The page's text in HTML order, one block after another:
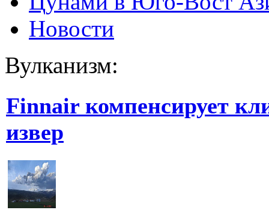
Новости
Вулканизм:
Finnair компенсирует
извер